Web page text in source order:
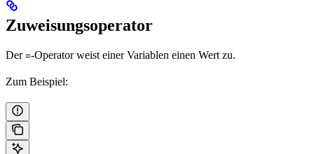
Zuweisungsoperator
Der =-Operator weist einer Variablen einen Wert zu.
Zum Beispiel: